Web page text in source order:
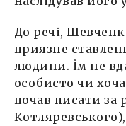
До речі,
приязне
людини. Їм не
особисто чи
почав писати за